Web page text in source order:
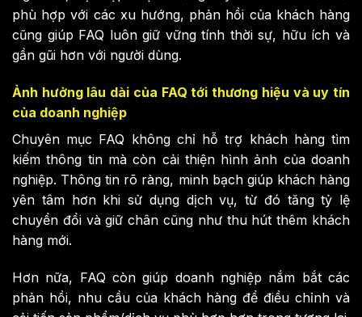
phù hợp với các xu hướng, phản hồi của khách hàng
cũng giúp FAQ luôn giữ vững tính thời sự, hữu ích và
gần gũi hơn với người dùng.
Ảnh hưởng lâu dài của FAQ tới thương hiệu và uy tín
của doanh nghiệp
Chuyên mục FAQ không chỉ hỗ trợ khách hàng tìm
kiếm thông tin mà còn cải thiện hình ảnh của doanh
nghiệp. Thông tin rõ ràng, minh bạch giúp khách hàng
yên tâm hơn khi sử dụng dịch vụ, từ đó tăng tỷ lệ
chuyển đổi và giữ chân cũng như thu hút thêm khách
hàng mới.
Hơn nữa, FAQ còn giúp doanh nghiệp nắm bắt các
phản hồi, nhu cầu của khách hàng để điều chỉnh và